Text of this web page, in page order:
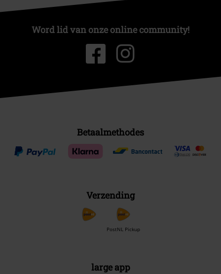
Word lid van onze online community!
Betaalmethodes
Verzending
PostNL Pickup
large app